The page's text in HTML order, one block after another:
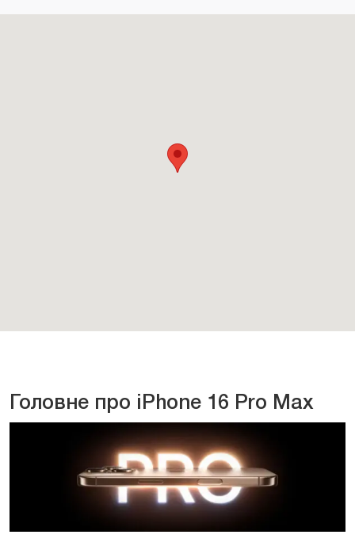
Головне про iPhone 16 Pro Max